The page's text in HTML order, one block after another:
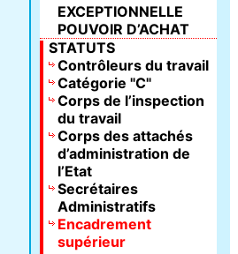
EXCEPTIONNELLE
POUVOIR D’ACHAT
STATUTS
Contrôleurs du travail
Catégorie "C"
Corps de l’inspection
du travail
Corps des attachés
d’administration de
l’Etat
Secrétaires
Administratifs
Encadrement
supérieur